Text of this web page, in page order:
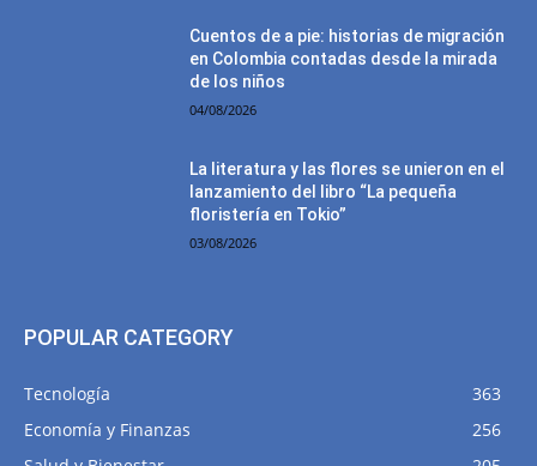
Cuentos de a pie: historias de migración
en Colombia contadas desde la mirada
de los niños
04/08/2026
La literatura y las flores se unieron en el
lanzamiento del libro “La pequeña
floristería en Tokio”
03/08/2026
POPULAR CATEGORY
Tecnología
363
Economía y Finanzas
256